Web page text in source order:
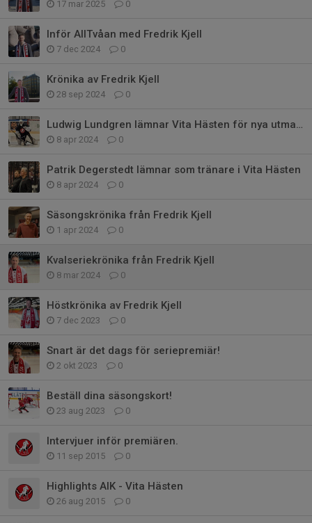
17 mar 2025 0
Inför AllTvåan med Fredrik Kjell
7 dec 2024 0
Krönika av Fredrik Kjell
28 sep 2024 0
Ludwig Lundgren lämnar Vita Hästen för nya utmaningar
8 apr 2024 0
Patrik Degerstedt lämnar som tränare i Vita Hästen
8 apr 2024 0
Säsongskrönika från Fredrik Kjell
1 apr 2024 0
Kvalseriekrönika från Fredrik Kjell
8 mar 2024 0
Höstkrönika av Fredrik Kjell
7 dec 2023 0
Snart är det dags för seriepremiär!
2 okt 2023 0
Beställ dina säsongskort!
23 aug 2023 0
Intervjuer inför premiären.
11 sep 2015 0
Highlights AIK - Vita Hästen
26 aug 2015 0